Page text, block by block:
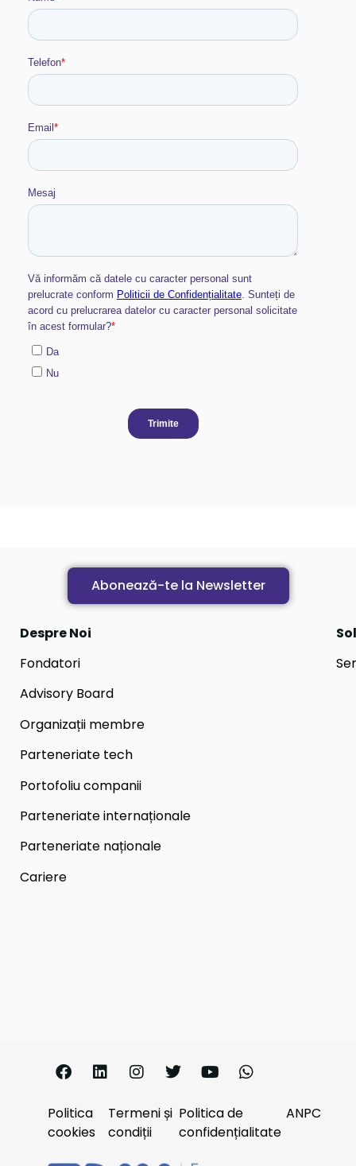
Abonează-te la Newsletter
Despre Noi
Fondatori
Advisory Board
Organizații membre
Parteneriate tech
Portofoliu companii
Parteneriate internaționale
Parteneriate naționale
Cariere
Politica
cookies
Termeni și
condiții
Politica de
confidențialitate
ANPC